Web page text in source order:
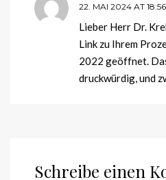
22. MAI 2024 AT 18:56
Lieber Herr Dr.
Link zu Ihrem
2022 geöffnet.
druckwürdig, und
Schreibe einen